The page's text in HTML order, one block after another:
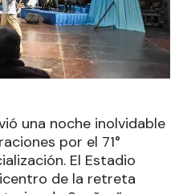
una noche inolvidable
por el 71°
El Estadio
de la retreta